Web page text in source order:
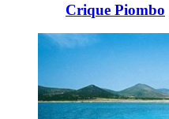
Crique Piombo